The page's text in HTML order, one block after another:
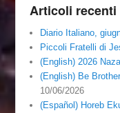
Articoli recenti
Diario Italiano,
Piccoli Fratelli di
(English) 2026
(English) Be
10/06/2026
(Español) Horeb